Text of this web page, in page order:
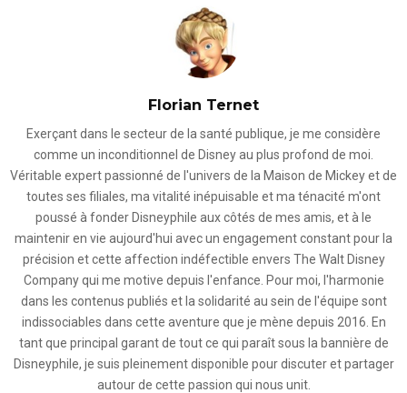
Florian Ternet
Exerçant dans le secteur de la santé publique, je me considère
comme un inconditionnel de Disney au plus profond de moi.
Véritable expert passionné de l'univers de la Maison de Mickey et de
toutes ses filiales, ma vitalité inépuisable et ma ténacité m'ont
poussé à fonder Disneyphile aux côtés de mes amis, et à le
maintenir en vie aujourd'hui avec un engagement constant pour la
précision et cette affection indéfectible envers The Walt Disney
Company qui me motive depuis l'enfance. Pour moi, l'harmonie
dans les contenus publiés et la solidarité au sein de l'équipe sont
indissociables dans cette aventure que je mène depuis 2016. En
tant que principal garant de tout ce qui paraît sous la bannière de
Disneyphile, je suis pleinement disponible pour discuter et partager
autour de cette passion qui nous unit.